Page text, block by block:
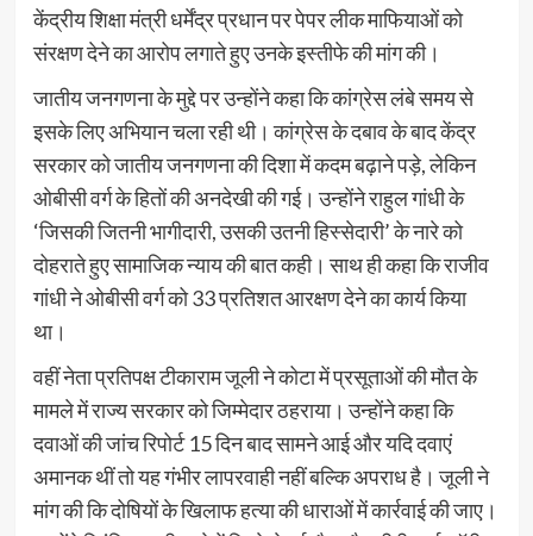
केंद्रीय शिक्षा मंत्री धर्मेंद्र प्रधान पर पेपर लीक माफियाओं को
संरक्षण देने का आरोप लगाते हुए उनके इस्तीफे की मांग की।
जातीय जनगणना के मुद्दे पर उन्होंने कहा कि कांग्रेस लंबे समय से
इसके लिए अभियान चला रही थी। कांग्रेस के दबाव के बाद केंद्र
सरकार को जातीय जनगणना की दिशा में कदम बढ़ाने पड़े, लेकिन
ओबीसी वर्ग के हितों की अनदेखी की गई। उन्होंने राहुल गांधी के
‘जिसकी जितनी भागीदारी, उसकी उतनी हिस्सेदारी’ के नारे को
दोहराते हुए सामाजिक न्याय की बात कही। साथ ही कहा कि राजीव
गांधी ने ओबीसी वर्ग को 33 प्रतिशत आरक्षण देने का कार्य किया
था।
वहीं नेता प्रतिपक्ष टीकाराम जूली ने कोटा में प्रसूताओं की मौत के
मामले में राज्य सरकार को जिम्मेदार ठहराया। उन्होंने कहा कि
दवाओं की जांच रिपोर्ट 15 दिन बाद सामने आई और यदि दवाएं
अमानक थीं तो यह गंभीर लापरवाही नहीं बल्कि अपराध है। जूली ने
मांग की कि दोषियों के खिलाफ हत्या की धाराओं में कार्रवाई की जाए।